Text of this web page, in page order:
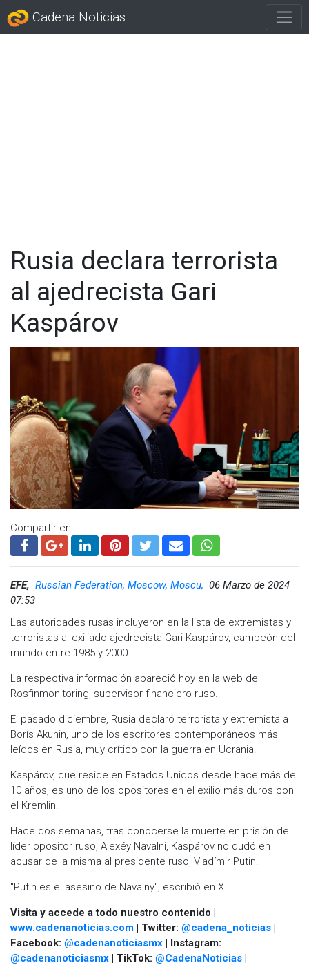
Cadena Noticias
Rusia declara terrorista
al ajedrecista Gari
Kaspárov
Compartir en:
EFE, Russian Federation, Moscow, Moscu, 06 Marzo de 2024
07:53
Las autoridades rusas incluyeron en la lista de extremistas y
terroristas al exiliado ajedrecista Gari Kaspárov, campeón del
mundo entre 1985 y 2000.
La respectiva información apareció hoy en la web de
Rosfinmonitoring, supervisor financiero ruso.
El pasado diciembre, Rusia declaró terrorista y extremista a
Borís Akunin, uno de los escritores contemporáneos más
leídos en Rusia, muy crítico con la guerra en Ucrania.
Kaspárov, que reside en Estados Unidos desde hace más de
10 años, es uno de los opositores en el exilio más duros con
el Kremlin.
Hace dos semanas, tras conocerse la muerte en prisión del
líder opositor ruso, Alexéy Navalni, Kaspárov no dudó en
acusar de la misma al presidente ruso, Vladímir Putin.
"Putin es el asesino de Navalny", escribió en X.
Visita y accede a todo nuestro contenido |
www.cadenanoticias.com | Twitter: @cadena_noticias |
Facebook: @cadenanoticiasmx | Instagram:
@cadenanoticiasmx | TikTok: @CadenaNoticias |